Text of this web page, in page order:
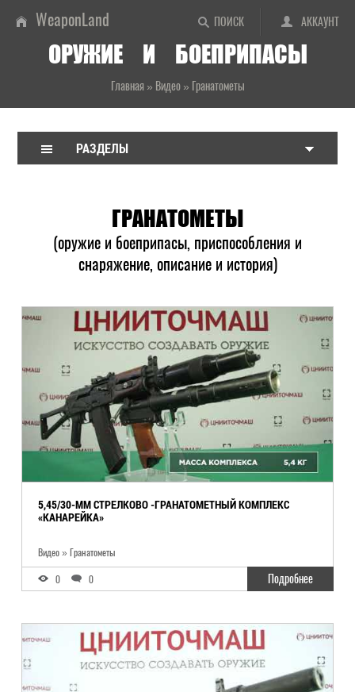
ПОИСК АККАУНТ
WeaponLand
ОРУЖИЕ И БОЕПРИПАСЫ
Главная» Видео» Гранатометы
РАЗДЕЛЫ
ГРАНАТОМЕТЫ
(оружие и боеприпасы, приспособления и
снаряжение, описание и история)
5,45/30-ММ СТРЕЛКОВО -ГРАНАТОМЕТНЫЙ КОМПЛЕКС
«КАНАРЕЙКА»
Видео » Гранатометы
0 0 Подробнее